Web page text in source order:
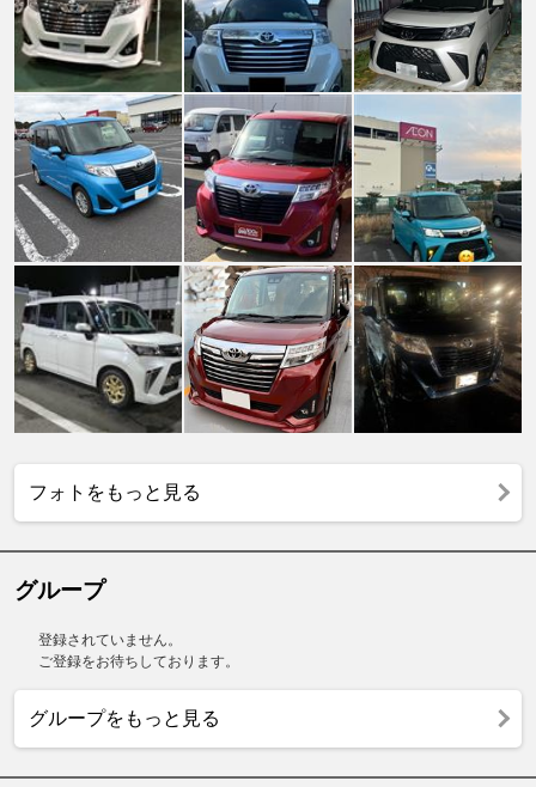
フォトをもっと見る
グループ
登録されていません。
ご登録をお待ちしております。
グループをもっと見る